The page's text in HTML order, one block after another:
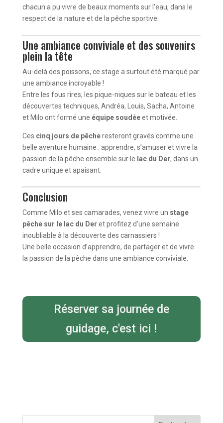
chacun a pu vivre de beaux moments sur l’eau, dans le
respect de la nature et de la pêche sportive.
Une ambiance conviviale et des souvenirs
plein la tête
Au-delà des poissons, ce stage a surtout été marqué par
une ambiance incroyable !
Entre les fous rires, les pique-niques sur le bateau et les
découvertes techniques, Andréa, Louis, Sacha, Antoine
et Milo ont formé une équipe soudéeet motivée.
Ces cinq jours de pêcheresteront gravés comme une
belle aventure humaine : apprendre, s’amuser et vivre la
passion de la pêche ensemble sur le lac du Der, dans un
cadre unique et apaisant.
Conclusion
Comme Milo et ses camarades, venez vivre un stage
pêche sur le lac du Der et profitez d’une semaine
inoubliable à la découverte des carnassiers !
Une belle occasion d’apprendre, de partager et de vivre
la passion de la pêche dans une ambiance conviviale.
Réserver sa journée de
guidage, c'est ici !